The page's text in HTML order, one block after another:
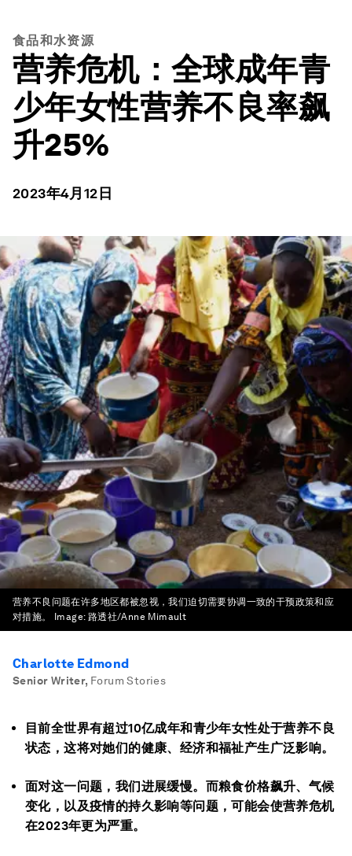
食品和水资源
营养危机：全球成年青
少年女性营养不良率飙
升25%
2023年4月12日
营养不良问题在许多地区都被忽视，我们迫切需要协调一致的干预政策和应
对措施。
Image: 路透社/Anne Mimault
Charlotte Edmond
Senior Writer, Forum Stories
目前全世界有超过10亿成年和青少年女性处于营养不良
状态，这将对她们的健康、经济和福祉产生广泛影响。
面对这一问题，我们进展缓慢。而粮食价格飙升、气候
变化，以及疫情的持久影响等问题，可能会使营养危机
在2023年更为严重。